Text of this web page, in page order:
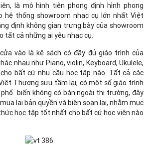
là mô hình tiên phong định hình phong
hệ thống showroom nhạc cụ lớn nhất Việt
định không gian trưng bày của showroom
tất cả những ai yêu nhạc cụ.
vào là kệ sách có đầy đủ giáo trình của
nhau như Piano, violin, Keyboard, Ukulele,
bất cứ nhu cầu học tập nào. Tất cả các
Thương sưu tầm lại, có một số giáo trình
biến không có bán ngoài thị trường, đây
lại bản quyền và biên soạn lại, nhằm mục
học tập tốt nhất cho bất cứ học viên nào